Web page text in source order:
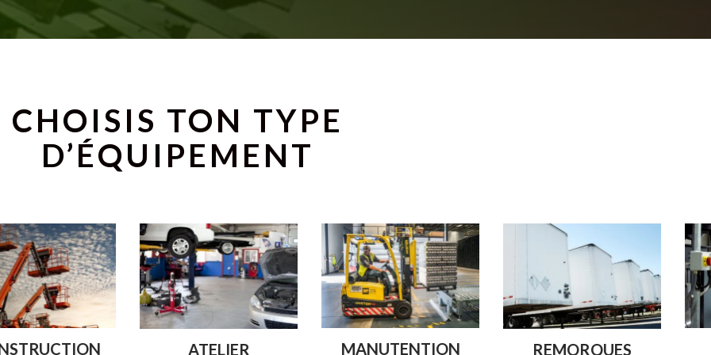
CHOISIS TON TYPE
D’ÉQUIPEMENT
MANUTENTION REMORQUES